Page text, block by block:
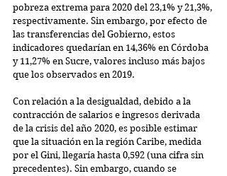
pobreza extrema para 2020 del 23,1% y 21,3%,
respectivamente. Sin embargo, por efecto de
las transferencias del Gobierno, estos
indicadores quedarían en 14,36% en Córdoba
y 11,27% en Sucre, valores incluso más bajos
que los observados en 2019.
Con relación a la desigualdad, debido a la
contracción de salarios e ingresos derivada
de la crisis del año 2020, es posible estimar
que la situación en la región Caribe, medida
por el Gini, llegaría hasta 0,592 (una cifra sin
precedentes). Sin embargo, cuando se